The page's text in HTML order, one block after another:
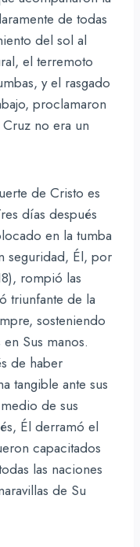
de todas
del sol al
el terremoto
y el rasgado
proclamaron
no era un
de Cristo es
días después
en la tumba
seguridad, Él, por
rompió las
triunfante de la
sosteniendo
Sus manos.
de haber
tangible ante sus
de sus
Él derramó el
capacitados
las naciones
de Su